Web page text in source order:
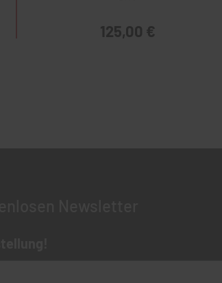
125,00 €